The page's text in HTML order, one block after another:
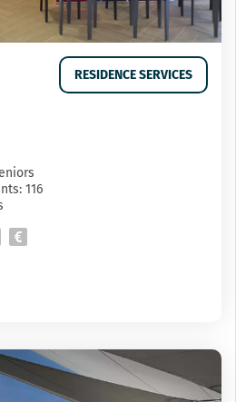
RESIDENCE SERVICES
116